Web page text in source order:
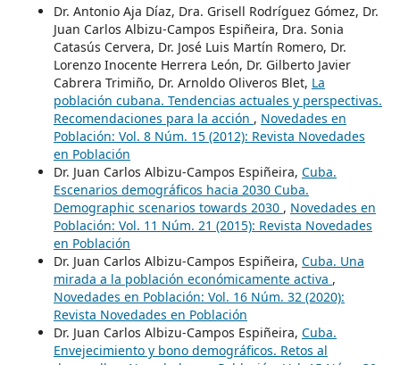
Dr. Antonio Aja Díaz, Dra. Grisell Rodríguez Gómez, Dr.
Juan Carlos Albizu-Campos Espiñeira, Dra. Sonia
Catasús Cervera, Dr. José Luis Martín Romero, Dr.
Lorenzo Inocente Herrera León, Dr. Gilberto Javier
Cabrera Trimiño, Dr. Arnoldo Oliveros Blet, La
población cubana. Tendencias actuales y perspectivas.
Recomendaciones para la acción , Novedades en
Población: Vol. 8 Núm. 15 (2012): Revista Novedades
en Población
Dr. Juan Carlos Albizu-Campos Espiñeira, Cuba.
Escenarios demográficos hacia 2030 Cuba.
Demographic scenarios towards 2030 , Novedades en
Población: Vol. 11 Núm. 21 (2015): Revista Novedades
en Población
Dr. Juan Carlos Albizu-Campos Espiñeira, Cuba. Una
mirada a la población económicamente activa ,
Novedades en Población: Vol. 16 Núm. 32 (2020):
Revista Novedades en Población
Dr. Juan Carlos Albizu-Campos Espiñeira, Cuba.
Envejecimiento y bono demográficos. Retos al